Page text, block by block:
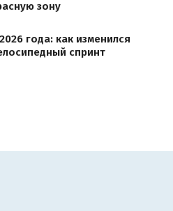
зону
года: как изменился
спринт